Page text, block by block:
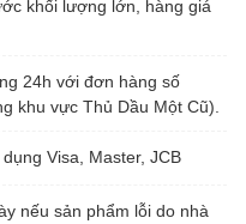
khối lượng lớn, hàng giá
24h với đơn hàng số
khu vực Thủ Dầu Một Cũ).
Visa, Master, JCB
nếu sản phẩm lỗi do nhà